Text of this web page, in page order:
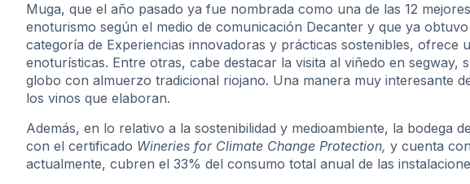
Muga, que el año pasado ya fue nombrada como una de las 12
enoturismo según el medio de comunicación Decanter y que ya
categoría de Experiencias innovadoras y prácticas sostenibles, ofrece
enoturísticas. Entre otras, cabe destacar la visita al viñedo en segway,
globo con almuerzo tradicional riojano. Una manera muy interesante
los vinos que elaboran.
Además, en lo relativo a la sostenibilidad y medioambiente, la bodega
con el certificado Wineries for Climate Change Protection, y cuenta
actualmente, cubren el 33% del consumo total anual de las